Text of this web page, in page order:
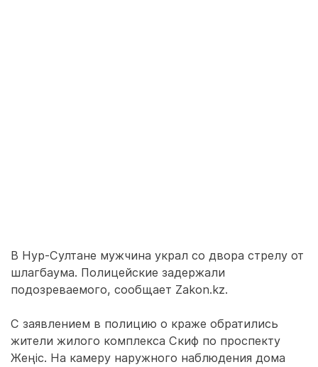
В Нур-Султане мужчина украл со двора стрелу от
шлагбаума. Полицейские задержали
подозреваемого, сообщает Zakon.kz.
С заявлением в полицию о краже обратились
жители жилого комплекса Скиф по проспекту
Жеңіс. На камеру наружного наблюдения дома